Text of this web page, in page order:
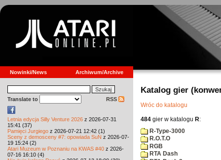
Nowinki/News Archiwum/Archive
Translate to RSS
Letnia edycja Silly Venture 2026 z 2026-07-31
15:41 (37)
Pamięci Jurgiego z 2026-07-21 12:42 (1)
Sceny z demosceny #7: opowiada SuN z 2026-07-
19 15:24 (2)
Atari Muzeum w Poznaniu na KWAS #40 z 2026-
07-16 16:10 (4)
Katalog gier
Wróc do katalogu
484 gier w katalogu R:
R-Type-3000
R.O.T.O
RGB
RTA Dash